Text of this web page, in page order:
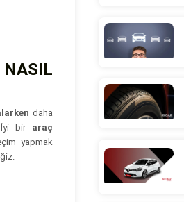
daha
İyi bir araç
yapmak